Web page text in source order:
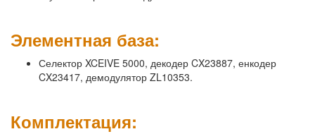
Элементная база:
Селектор XCEIVE 5000, декодер CX23887, енкодер
CX23417, демодулятор ZL10353.
Комплектация: